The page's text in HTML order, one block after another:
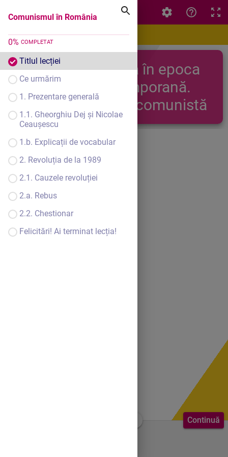
Comunismul în România
0% COMPLETAT
Titlul lecției
Ce urmărim
1. Prezentare generală
1.1. Gheorghiu Dej și Nicolae
Ceaușescu
1.b. Explicații de vocabular
2. Revoluția de la 1989
2.1. Cauzele revoluției
2.a. Rebus
2.2. Chestionar
Felicitări! Ai terminat lecția!
Continuă
Comunismul în România
Titlul lecției
România în epoca
contemporană.
Perioada comunistă